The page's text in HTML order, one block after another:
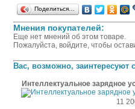
Поделиться…
Мнения покупателей:
Еще нет мнений об этом товаре.
Пожалуйста, войдите, чтобы
Вас, возможно,
Интеллектуальное зарядное
11